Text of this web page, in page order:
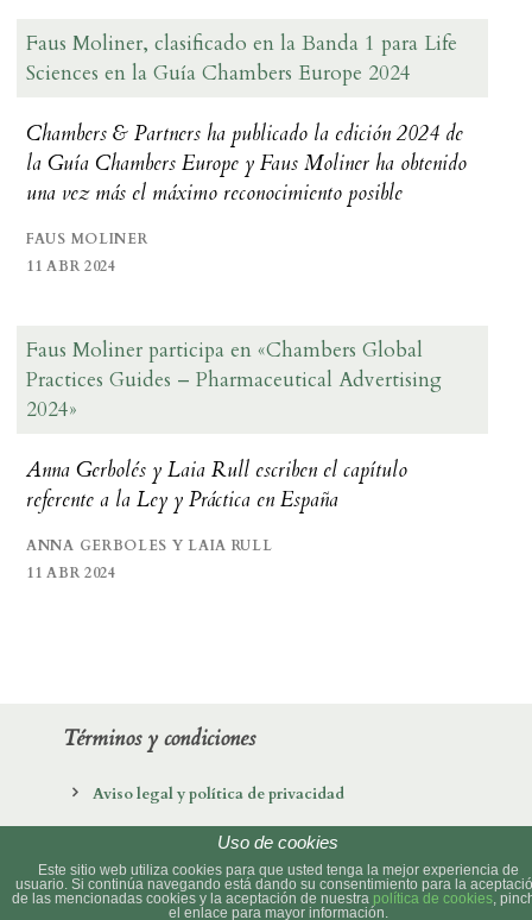
Faus Moliner, clasificado en la Banda 1 para Life
Sciences en la Guía Chambers Europe 2024
Chambers & Partners ha publicado la edición 2024 de
la Guía Chambers Europe y Faus Moliner ha obtenido
una vez más el máximo reconocimiento posible
FAUS MOLINER
11 ABR 2024
Faus Moliner participa en «Chambers Global
Practices Guides – Pharmaceutical Advertising
2024»
Anna Gerbolés y Laia Rull escriben el capítulo
referente a la Ley y Práctica en España
ANNA GERBOLES Y LAIA RULL
11 ABR 2024
Términos y condiciones
Aviso legal y política de privacidad
Política de cookiesUso de cookies
Este sitio web utiliza cookies para que usted tenga la mejor experiencia de
usuario. Si continúa navegando está dando su consentimiento para la
de las mencionadas cookies y la aceptación de nuestra política de cookies,
el enlace para mayor información.